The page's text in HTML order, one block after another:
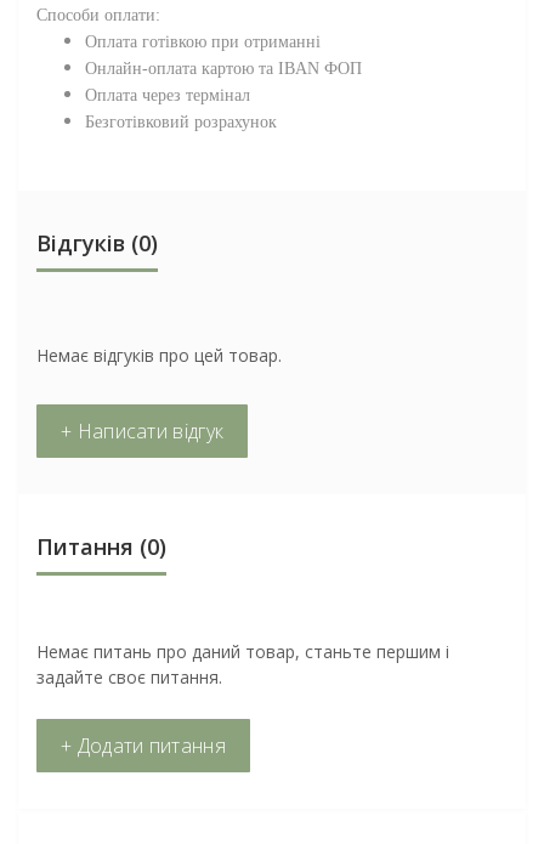
Способи оплати:
Оплата готівкою при отриманні
Онлайн-оплата картою та IBAN ФОП
Оплата через термінал
Безготівковий розрахунок
Відгуків (0)
Немає відгуків про цей товар.
+ Написати відгук
Питання (0)
Немає питань про даний товар, станьте першим і
задайте своє питання.
+ Додати питання